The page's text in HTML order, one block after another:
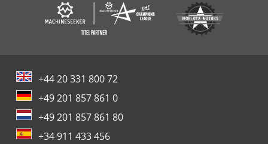
+44 20 331 800 72
+49 201 857 861 0
+49 201 857 861 80
+34 911 433 456